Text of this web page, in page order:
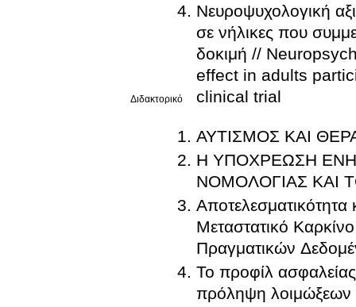
Διδακτορικό
Νευροψυχολογική
σε νήλικες που
δοκιμή //
effect in adults
clinical trial
ΑΥΤΙΣΜΟΣ ΚΑΙ
Η ΥΠΟΧΡΕΩΣΗ
ΝΟΜΟΛΟΓΙΑΣ ΚΑΙ
Μεταστατικό
Πραγματικών
Το προφίλ
πρόληψη